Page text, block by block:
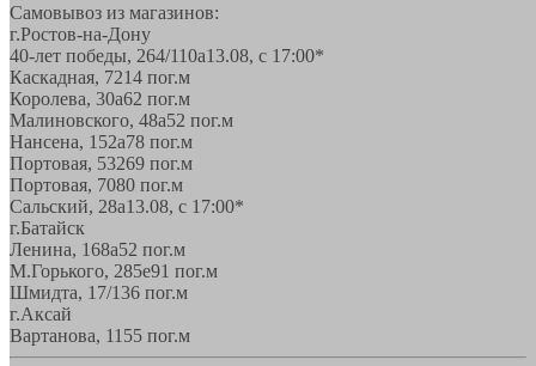
Самовывоз из магазинов:
г.Ростов-на-Дону
40-лет победы, 264/110а13.08, с 17:00*
Каскадная, 7214 пог.м
Королева, 30а62 пог.м
Малиновского, 48а52 пог.м
Нансена, 152а78 пог.м
Портовая, 53269 пог.м
Портовая, 7080 пог.м
Сальский, 28a13.08, с 17:00*
г.Батайск
Ленина, 168а52 пог.м
М.Горького, 285е91 пог.м
Шмидта, 17/136 пог.м
г.Аксай
Вартанова, 11 55 пог.м